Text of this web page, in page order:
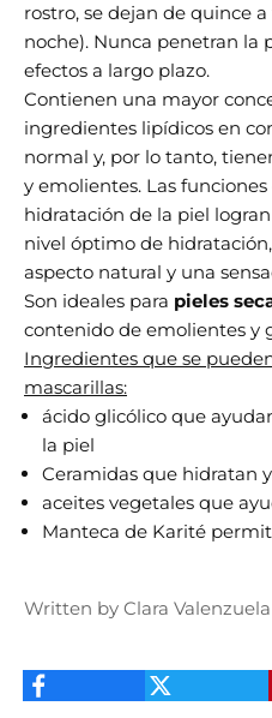
rostro, se dejan de quince
noche). Nunca penetran la
efectos a largo plazo.
Contienen una mayor
ingredientes lipídicos en
normal y, por lo tanto,
y emolientes. Las
hidratación de la piel
nivel óptimo de
aspecto natural y una
Son ideales para pieles
contenido de emolientes y
Ingredientes que se
mascarillas:
ácido glicólico que
la piel
Ceramidas que hidratan
aceites vegetales que
Manteca de Karité
Written by Clara Valenzuela